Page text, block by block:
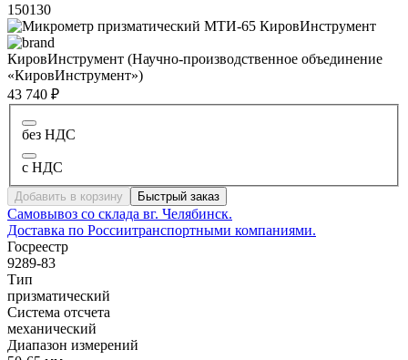
150130
КировИнструмент (Научно-производственное объединение
«КировИнструмент»)
43 740 ₽
без НДС
с НДС
Добавить в корзину Быстрый заказ
Самовывоз со склада вг. Челябинск.
Доставка по Россиитранспортными компаниями.
Госреестр
9289-83
Тип
призматический
Система отсчета
механический
Диапазон измерений